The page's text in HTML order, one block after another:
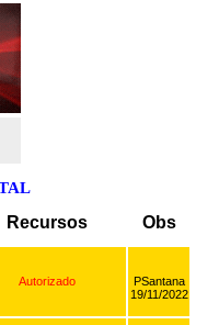
Recursos Obs
Autorizado
PSantana
19/11/2022